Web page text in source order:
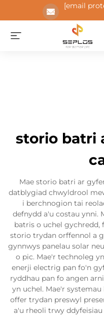
[email
storio batri
Mae storio batri ar
datblygiad chwyldrool
i berchnogion tai
defnydd a'u costau ynni.
batris o uchel gychredd,
storio trydan orffennol a
gynnwys panelau solar
o pic. Mae'r technoleg
enerji electrig pan fo'n
ryddhau pan fo angen
yn uchel. Mae'r
offer trydan preswyl
a'u rheoli trwy